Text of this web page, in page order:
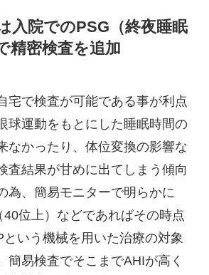
入院でのPSG（終夜睡眠
精密検査を追加
宅で検査が可能である事が利点
球運動をもとにした睡眠時間の
なかったり、体位変換の影響な
査結果が甘めに出てしまう傾向
為、簡易モニターで明らかに
位上）などであればその時点
いう機械を用いた治療の対象
簡易検査でそこまでAHIが高く